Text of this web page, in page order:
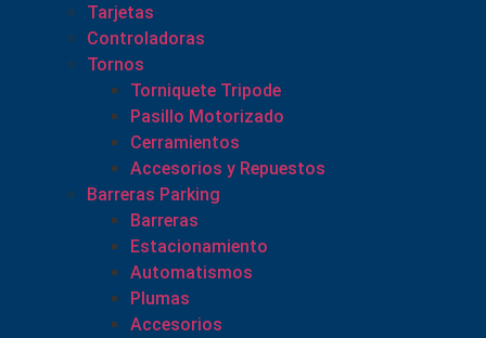
Tarjetas
Controladoras
Tornos
Torniquete Tripode
Pasillo Motorizado
Cerramientos
Accesorios y Repuestos
Barreras Parking
Barreras
Estacionamiento
Automatismos
Plumas
Accesorios